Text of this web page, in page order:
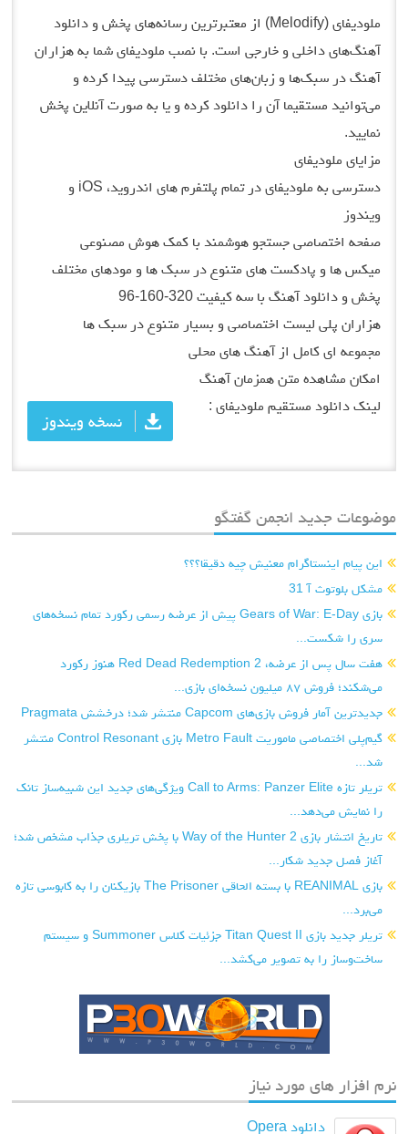
ملودیفای (Melodify) از معتبرترین رسانه‌های پخش و دانلود
آهنگ‌های داخلی و خارجی است. با نصب ملودیفای شما به هزاران
آهنگ در سبک‌ها و زبان‌های مختلف دسترسی پیدا کرده و
می‌توانید مستقیما آن را دانلود کرده و یا به صورت آنلاین پخش
نمایید.
مزایای ملودیفای
دسترسی به ملودیفای در تمام پلتفرم های اندروید، iOS و
ویندوز
صفحه اختصاصی جستجو هوشمند با کمک هوش مصنوعی
میکس ها و پادکست های متنوع در سبک ها و مودهای مختلف
پخش و دانلود آهنگ با سه کیفیت 320-160-96
هزاران پلی لیست اختصاصی و بسیار متنوع در سبک ها
مجموعه ای کامل از آهنگ های محلی
امکان مشاهده متن همزمان آهنگ
لینک دانلود مستقیم ملودیفای :
نسخه ویندوز
موضوعات جدید انجمن گفتگو
این پیام اینستاگرام معنیش چیه دقیقا؟؟؟
مشکل بلوتوث آ 31
بازی Gears of War: E-Day پیش از عرضه رسمی رکورد تمام نسخه‌های
سری را شکست...
هفت سال پس از عرضه، Red Dead Redemption 2 هنوز رکورد
می‌شکند؛ فروش ۸۷ میلیون نسخه‌ای بازی...
جدیدترین آمار فروش بازی‌های Capcom منتشر شد؛ درخشش Pragmata
گیم‌پلی اختصاصی ماموریت Metro Fault بازی Control Resonant منتشر
شد...
تریلر تازه Call to Arms: Panzer Elite ویژگی‌های جدید این شبیه‌ساز تانک
را نمایش می‌دهد...
تاریخ انتشار بازی Way of the Hunter 2 با پخش تریلری جذاب مشخص شد؛
آغاز فصل جدید شکار...
بازی REANIMAL با بسته الحاقی The Prisoner بازیکنان را به کابوسی تازه
می‌برد...
تریلر جدید بازی Titan Quest II جزئیات کلاس Summoner و سیستم
ساخت‌وساز را به تصویر می‌کشد...
نرم افزار های مورد نیاز
دانلود Opera